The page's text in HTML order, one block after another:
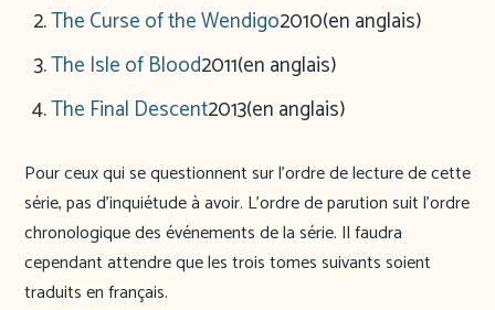
The Curse of the Wendigo2010(en anglais)
The Isle of Blood2011(en anglais)
The Final Descent2013(en anglais)
Pour ceux qui se questionnent sur l’ordre de lecture de cette
série, pas d’inquiétude à avoir. L’ordre de parution suit l’ordre
chronologique des événements de la série. Il faudra
cependant attendre que les trois tomes suivants soient
traduits en français.